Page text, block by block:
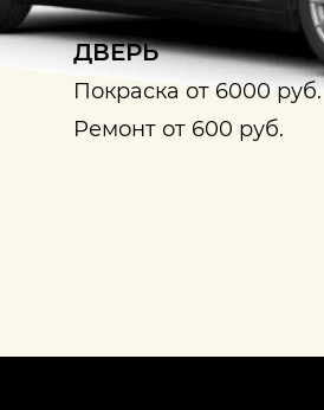
ДВЕРЬ
Покраска от 6000 руб.
Ремонт от 600 руб.